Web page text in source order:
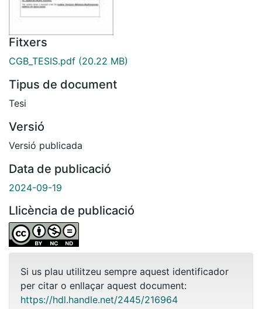
Fitxers
CGB_TESIS.pdf (20.22 MB)
Tipus de document
Tesi
Versió
Versió publicada
Data de publicació
2024-09-19
Llicència de publicació
Si us plau utilitzeu sempre aquest identificador
per citar o enllaçar aquest document:
https://hdl.handle.net/2445/216964